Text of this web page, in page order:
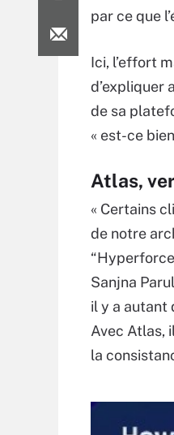
par ce que
Ici, l’effort
d’expliquer
de sa
« est-ce
Atlas,
« Certains
de notre
Sanjna
il y a autant
Avec Atlas,
la